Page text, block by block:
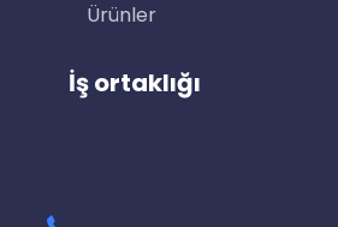
Ürünler
İş ortaklığı